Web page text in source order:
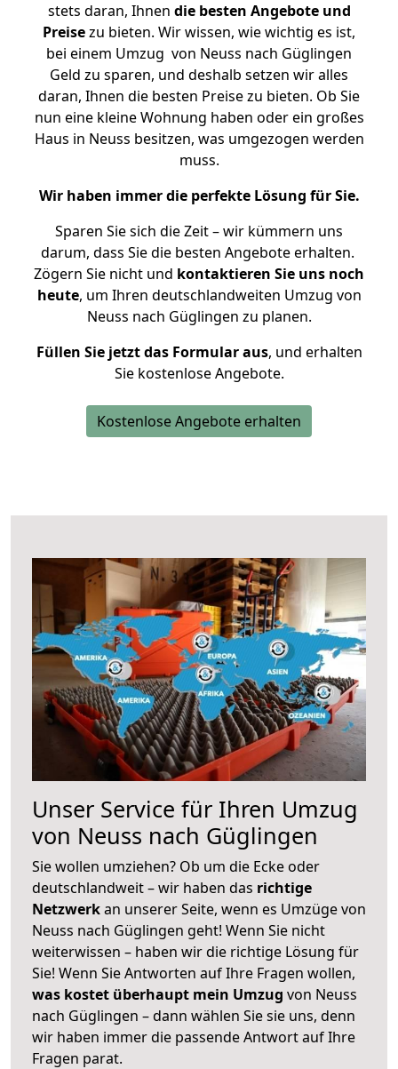
stets daran, Ihnen die besten Angebote und
Preisezu bieten. Wir wissen, wie wichtig es ist,
bei einem Umzug von Neuss nach Güglingen
Geld zu sparen, und deshalb setzen wir alles
daran, Ihnen die besten Preise zu bieten. Ob Sie
nun eine kleine Wohnung haben oder ein großes
Haus in Neuss besitzen, was umgezogen werden
muss.
Wir haben immer die perfekte Lösung für Sie.
Sparen Sie sich die Zeit – wir kümmern uns
darum, dass Sie die besten Angebote erhalten.
Zögern Sie nicht und kontaktieren Sie uns noch
heute, um Ihren deutschlandweiten Umzug von
Neuss nach Güglingen zu planen.
Füllen Sie jetzt das Formular aus, und erhalten
Sie kostenlose Angebote.
Kostenlose Angebote erhalten
Unser Service für Ihren Umzug
von Neuss nach Güglingen
Sie wollen umziehen? Ob um die Ecke oder
deutschlandweit – wir haben das richtige
Netzwerkan unserer Seite, wenn es Umzüge von
Neuss nach Güglingen geht! Wenn Sie nicht
weiterwissen – haben wir die richtige Lösung für
Sie! Wenn Sie Antworten auf Ihre Fragen wollen,
was kostet überhaupt mein Umzug von Neuss
nach Güglingen – dann wählen Sie sie uns, denn
wir haben immer die passende Antwort auf Ihre
Fragen parat.